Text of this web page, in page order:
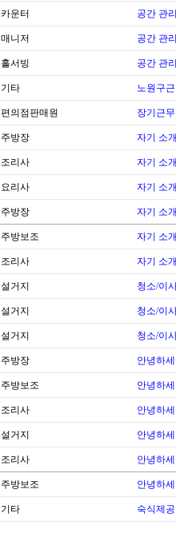
카운터 공간 관
매니저 공간 관
홀서빙 공간 관
기타 노원구
편의점판매원 장기근
주방장 자기 소
조리사 자기 소
요리사 자기 소
주방장 자기 소
주방보조 자기 소
조리사 자기 소
설거지 청소/이
설거지 청소/이
설거지 청소/이
주방장 안녕하
주방보조 안녕하
조리사 안녕하
설거지 안녕하
조리사 안녕하
주방보조 안녕하
기타 숙식제